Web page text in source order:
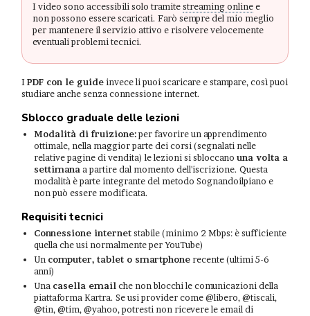
I video sono accessibili solo tramite streaming online e
non possono essere scaricati. Farò sempre del mio meglio
per mantenere il servizio attivo e risolvere velocemente
eventuali problemi tecnici.
I PDF con le guide invece li puoi scaricare e stampare, così puoi
studiare anche senza connessione internet.
Sblocco graduale delle lezioni
Modalità di fruizione:per favorire un apprendimento
ottimale, nella maggior parte dei corsi (segnalati nelle
relative pagine di vendita) le lezioni si sbloccanouna volta a
settimana a partire dal momento dell'iscrizione. Questa
modalità è parte integrante del metodo Sognandoilpiano e
non può essere modificata.
Requisiti tecnici
Connessione internet stabile (minimo 2 Mbps: è sufficiente
quella che usi normalmente per YouTube)
Un computer, tablet o smartphone recente (ultimi 5-6
anni)
Una casella email che non blocchi le comunicazioni della
piattaforma Kartra. Se usi provider come @libero, @tiscali,
@tin, @tim, @yahoo, potresti non ricevere le email di